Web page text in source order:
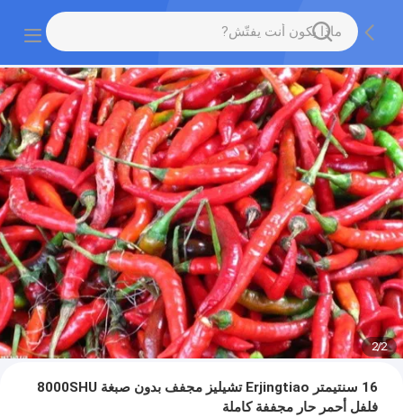
2
/
2
16 سنتيمتر Erjingtiao تشيليز مجفف بدون صبغة 8000SHU
فلفل أحمر حار مجففة كاملة